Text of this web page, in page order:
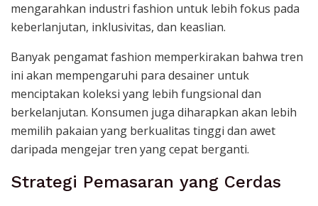
mengarahkan industri fashion untuk lebih fokus pada
keberlanjutan, inklusivitas, dan keaslian.
Banyak pengamat fashion memperkirakan bahwa tren
ini akan mempengaruhi para desainer untuk
menciptakan koleksi yang lebih fungsional dan
berkelanjutan. Konsumen juga diharapkan akan lebih
memilih pakaian yang berkualitas tinggi dan awet
daripada mengejar tren yang cepat berganti.
Strategi Pemasaran yang Cerdas